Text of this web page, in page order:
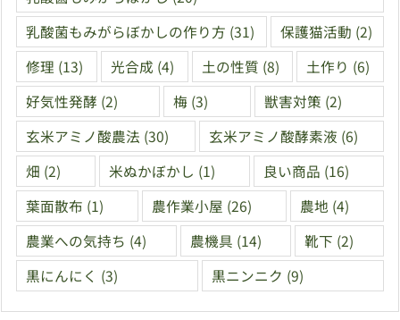
乳酸菌もみがらぼかしの作り方 (31) 保護猫活動 (2)
修理 (13) 光合成 (4) 土の性質 (8) 土作り (6)
好気性発酵 (2) 梅 (3) 獣害対策 (2)
玄米アミノ酸農法 (30) 玄米アミノ酸酵素液 (6)
畑 (2) 米ぬかぼかし (1) 良い商品 (16)
葉面散布 (1) 農作業小屋 (26) 農地 (4)
農業への気持ち (4) 農機具 (14) 靴下 (2)
黒にんにく (3) 黒ニンニク (9)